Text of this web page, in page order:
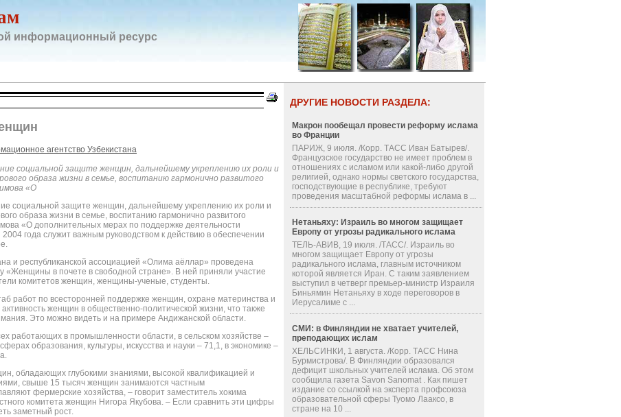
информационный ресурс
агентство Узбекистана
социальной защите женщин, дальнейшему укреплению их роли и
образа жизни в семье, воспитанию гармонично развитого
«О
социальной защите женщин, дальнейшему укреплению их роли и
образа жизни в семье, воспитанию гармонично развитого
«О дополнительных мерах по поддержке деятельности
года служит важным руководством к действию в обеспечении
и республиканской ассоциацией «Олима аёллар» проведена
«Женщины в почете в свободной стране». В ней приняли участие
комитетов женщин, женщины-ученые, студенты.
работ по всесторонней поддержке женщин, охране материнства и
женщин в общественно-политической жизни, что также
Это можно видеть и на примере Андижанской области.
работающих в промышленности области, в сельском хозяйстве –
образования, культуры, искусства и науки – 71,1, в экономике –
обладающих глубокими знаниями, высокой квалификацией и
свыше 15 тысяч женщин занимаются частным
фермерские хозяйства, – говорит заместитель хокима
комитета женщин Нигора Якубова. – Если сравнить эти цифры
заметный рост.
ДРУГИЕ НОВОСТИ РАЗДЕЛА:
Макрон пообещал провести реформу ислама
во Франции
ПАРИЖ, 9 июля. /Корр. ТАСС Иван Батырев/.
Французское государство не имеет проблем в
отношениях с исламом или какой-либо другой
религией, однако нормы светского государства,
господствующие в республике, требуют
проведения масштабной реформы ислама в ...
Нетаньяху: Израиль во многом защищает
Европу от угрозы радикального ислама
ТЕЛЬ-АВИВ, 19 июля. /ТАСС/. Израиль во
многом защищает Европу от угрозы
радикального ислама, главным источником
которой является Иран. С таким заявлением
выступил в четверг премьер-министр Израиля
Биньямин Нетаньяху в ходе переговоров в
Иерусалиме с ...
СМИ: в Финляндии не хватает учителей,
преподающих ислам
ХЕЛЬСИНКИ, 1 августа. /Корр. ТАСС Нина
Бурмистрова/. В Финляндии образовался
дефицит школьных учителей ислама. Об этом
сообщила газета Savon Sanomat . Как пишет
издание со ссылкой на эксперта профсоюза
образовательной сферы Туомо Лааксо, в
стране на 10 ...